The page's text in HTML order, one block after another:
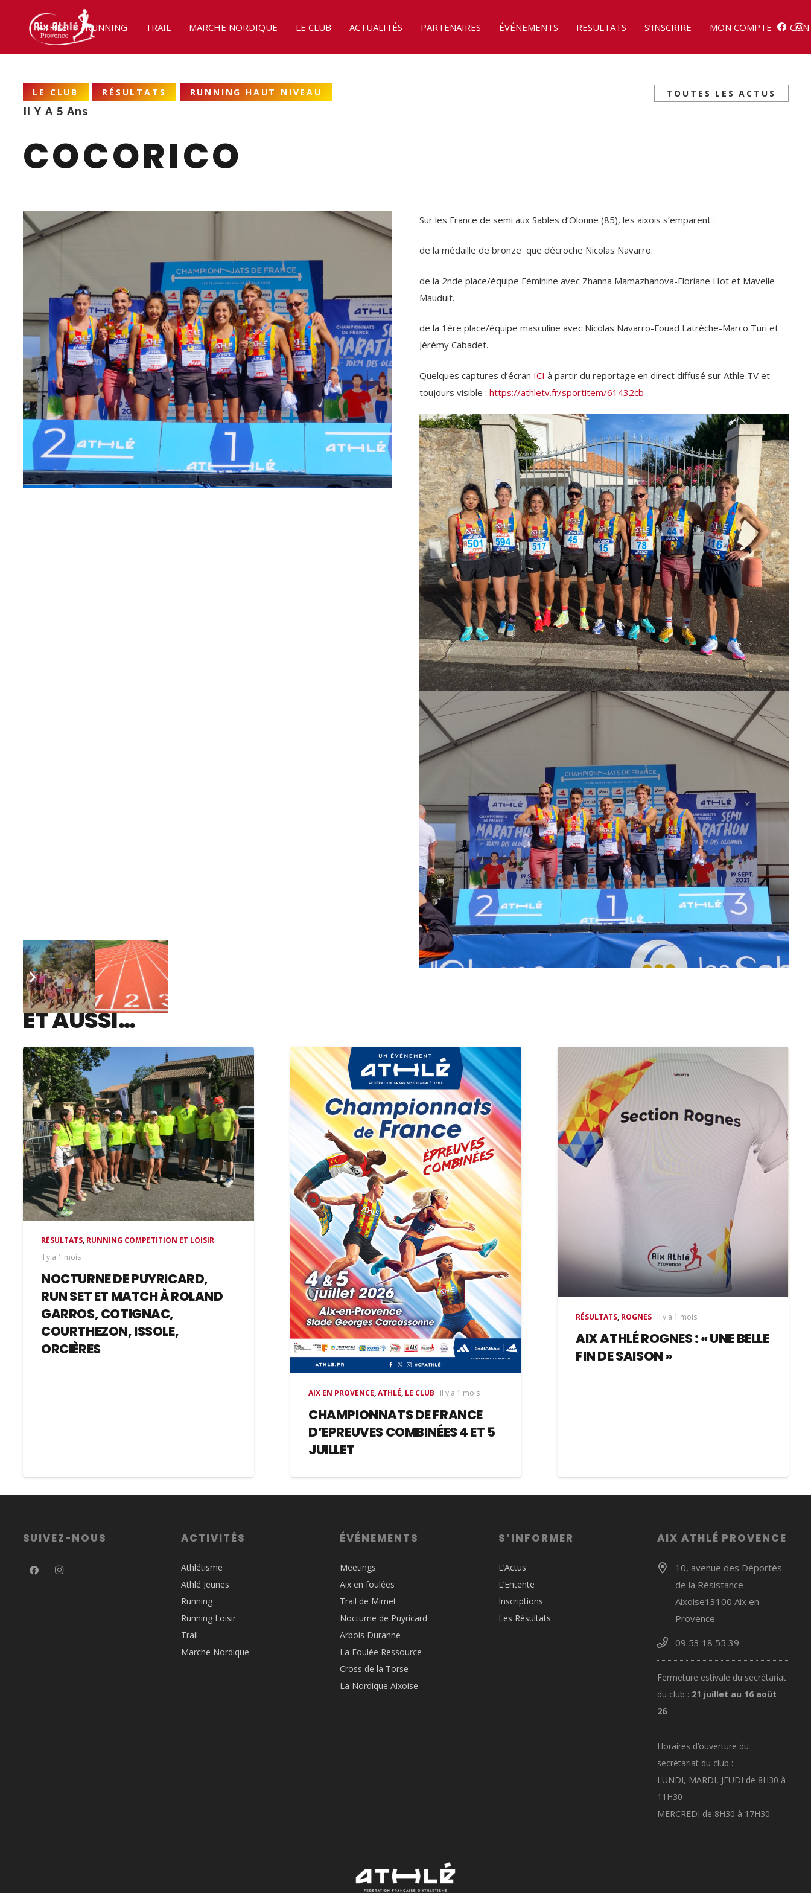
ATHLÉ RUNNING TRAIL MARCHE NORDIQUE LE CLUB ACTUALITÉS PARTENAIRES ÉVÉNEMENTS RESULTATS S’INSCRIRE MON COMPTE
LE CLUB RÉSULTATS RUNNING HAUT NIVEAU
Il Y A 5 Ans
TOUTES LES ACTUS
COCORICO
Sur les France de semi aux Sables d’Olonne (85), les aixois s’emparent :
de la médaille de bronze que décroche Nicolas Navarro.
de la 2nde place/équipe Féminine avec Zhanna Mamazhanova-Floriane Hot et Mavelle
Mauduit.
de la 1ère place/équipe masculine avec Nicolas Navarro-Fouad Latrèche-Marco Turi et
Jérémy Cabadet.
Quelques captures d’écran ICI à partir du reportage en direct diffusé sur Athle TV et
toujours visible : https://athletv.fr/sportitem/61432cb
ET AUSSI…
RÉSULTATS, RUNNING COMPETITION ET LOISIR
il y a 1 mois
NOCTURNE DE PUYRICARD,
RUN SET ET MATCH À ROLAND
GARROS, COTIGNAC,
COURTHEZON, ISSOLE,
ORCIÈRES
AIX EN PROVENCE,ATHLÉ, LE CLUB il y a 1 mois
CHAMPIONNATS DE FRANCE
D’EPREUVES COMBINÉES 4 ET 5
JUILLET
RÉSULTATS, ROGNES il y a 1 mois
AIX ATHLÉ ROGNES : « UNE BELLE
FIN DE SAISON »
SUIVEZ-NOUS ACTIVITÉS
Athlétisme
Athlé Jeunes
Running
Running Loisir
Trail
Marche Nordique
ÉVÉNEMENTS
Meetings
Aix en foulées
Trail de Mimet
Nocturne de Puyricard
Arbois Duranne
La Foulée Ressource
Cross de la Torse
La Nordique Aixoise
S’INFORMER
L’Actus
L’Entente
Inscriptions
Les Résultats
AIX ATHLÉ PROVENCE
10, avenue des Déportés
de la Résistance
Aixoise13100 Aix en
Provence
09 53 18 55 39
Fermeture estivale du secrétariat
du club : 21 juillet au 16 août
26
Horaires d’ouverture du
secrétariat du club :
LUNDI, MARDI, JEUDI de 8H30 à
11H30
MERCREDI de 8H30 à 17H30.